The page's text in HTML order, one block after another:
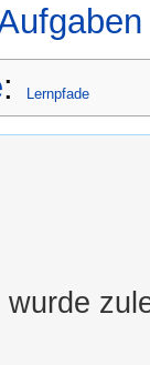
: Lernpfade
wurde